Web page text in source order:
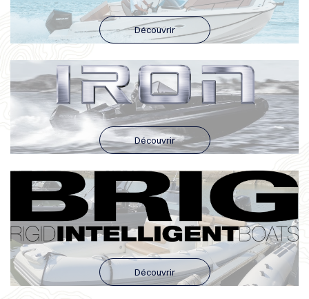
Découvrir
Découvrir
Découvrir